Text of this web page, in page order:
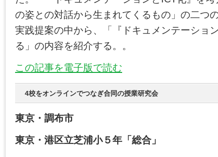
の姿との対話から生まれてくるもの」の二つ
実践提案の中から、「『ドキュメンテーショ
る」の内容を紹介する。。
この記事を電子版で読む
4校をオンラインでつなぎ合同の授業研究会
東京・調布市
東京・港区立芝浦小５年「総合」